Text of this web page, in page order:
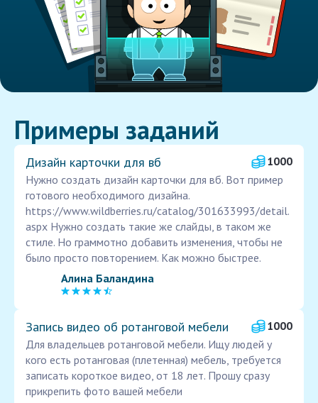
Примеры заданий
Дизайн карточки для вб
1000
Нужно создать дизайн карточки для вб. Вот пример
готового необходимого дизайна.
https://www.wildberries.ru/catalog/301633993/detail.
aspx Нужно создать такие же слайды, в таком же
стиле. Но граммотно добавить изменения, чтобы не
было просто повторением. Как можно быстрее.
Алина Баландина
Запись видео об ротанговой мебели
1000
Для владельцев ротанговой мебели. Ищу людей у
кого есть ротанговая (плетенная) мебель, требуется
записать короткое видео, от 18 лет. Прошу сразу
прикрепить фото вашей мебели